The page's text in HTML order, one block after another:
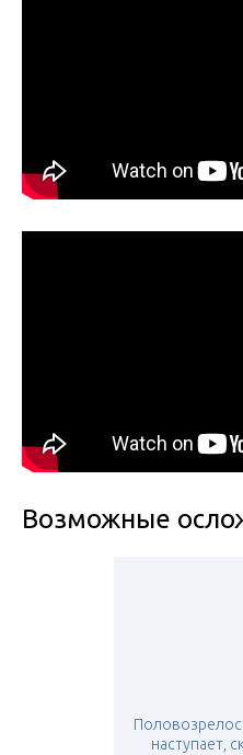
Возможные
наступает,